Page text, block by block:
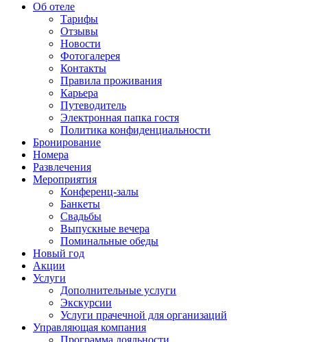
Об отеле
Тарифы
Отзывы
Новости
Фотогалерея
Контакты
Правила проживания
Карьера
Путеводитель
Электронная папка гостя
Политика конфиденциальности
Бронирование
Номера
Развлечения
Мероприятия
Конференц-залы
Банкеты
Свадьбы
Выпускные вечера
Поминальные обеды
Новый год
Акции
Услуги
Дополнительные услуги
Экскурсии
Услуги прачечной для организаций
Управляющая компания
Программа лояльности